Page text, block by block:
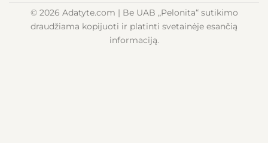
© 2026 Adatyte.com | Be UAB „Pelonita“ sutikimo
draudžiama kopijuoti ir platinti svetainėje esančią
informaciją.